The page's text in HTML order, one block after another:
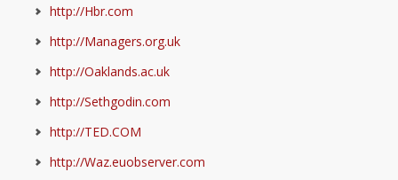
http://Hbr.com
http://Managers.org.uk
http://Oaklands.ac.uk
http://Sethgodin.com
http://TED.COM
http://Waz.euobserver.com